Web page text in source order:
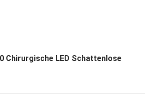
Chirurgische LED Schattenlose